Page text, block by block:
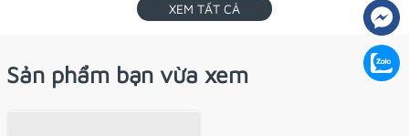
XEM TẤT CẢ
Sản phẩm bạn vừa xem